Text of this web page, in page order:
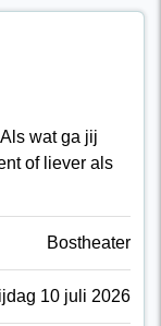
wat ga jij
of liever als
Bostheater
10 juli 2026